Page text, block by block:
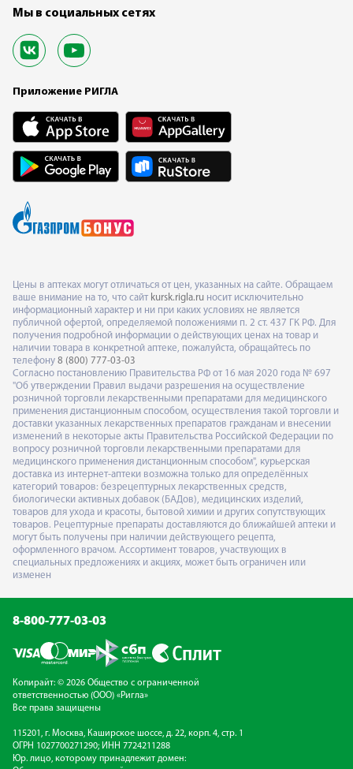
Мы в социальных сетях
Приложение РИГЛА
Цены в аптеках могут отличаться от цен, указанных на сайте. Обращаем
ваше внимание на то, что сайт kursk.rigla.ru носит исключительно
информационный характер и ни при каких условиях не является
публичной офертой, определяемой положениями п. 2 ст. 437 ГК РФ. Для
получения подробной информации о действующих ценах на товар и
наличии товара в конкретной аптеке, пожалуйста, обращайтесь по
телефону 8 (800) 777-03-03
Согласно постановлению Правительства РФ от 16 мая 2020 года № 697
"Об утверждении Правил выдачи разрешения на осуществление
розничной торговли лекарственными препаратами для медицинского
применения дистанционным способом, осуществления такой торговли и
доставки указанных лекарственных препаратов гражданам и внесении
изменений в некоторые акты Правительства Российской Федерации по
вопросу розничной торговли лекарственными препаратами для
медицинского применения дистанционным способом", курьерская
доставка из интернет-аптеки возможна только для определённых
категорий товаров: безрецептурных лекарственных средств,
биологически активных добавок (БАДов), медицинских изделий,
товаров для ухода и красоты, бытовой химии и других сопутствующих
товаров. Рецептурные препараты доставляются до ближайшей аптеки и
могут быть получены при наличии действующего рецепта,
оформленного врачом. Ассортимент товаров, участвующих в
специальных предложениях и акциях, может быть ограничен или
изменен
8-800-777-03-03
Копирайт: © 2026 Общество с ограниченной
ответственностью (ООО) «Ригла»
Все права защищены
115201, г. Москва, Каширское шоссе, д. 22, корп. 4, стр. 1
ОГРН 1027700271290; ИНН 7724211288
Юр. лицо, которому принадлежит домен: